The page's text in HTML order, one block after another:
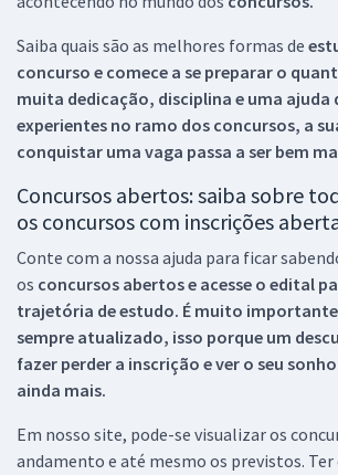
Saiba quais são as melhores formas de
concurso e comece a se preparar o
muita dedicação, disciplina e uma ajuda
experientes no ramo dos concursos, a
conquistar uma vaga passa a ser bem
Concursos abertos: saiba sobre
os concursos com inscrições
Conte com a nossa ajuda para ficar
os concursos abertos e acesse o edital
trajetória de estudo. É muito
sempre atualizado, isso porque um
fazer perder a inscrição e ver o seu
ainda mais.
Em nosso site, pode-se visualizar os
andamento e até mesmo os previstos.